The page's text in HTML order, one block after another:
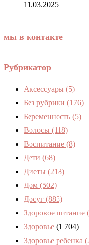
11.03.2025
мы в контакте
Рубрикатор
Аксессуары (5)
Без рубрики (176)
Беременность (5)
Волосы (118)
Воспитание (8)
Дети (68)
Диеты (218)
Дом (502)
Досуг (883)
Здоровое питание
Здоровье (1 704)
Здоровье ребенка